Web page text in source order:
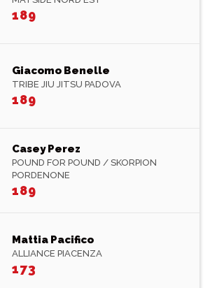
189
Giacomo Benelle
TRIBE JIU JITSU PADOVA
189
Casey Perez
POUND FOR POUND / SKORPION
PORDENONE
189
Mattia Pacifico
ALLIANCE PIACENZA
173